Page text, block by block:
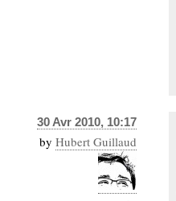
30 Avr 2010, 10:17
by Hubert Guillaud